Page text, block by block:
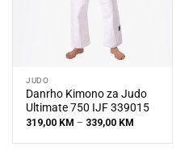
JUDO
Danrho Kimono za Judo
Ultimate 750 IJF 339015
319,00 KM – 339,00 KM
319,00 KM